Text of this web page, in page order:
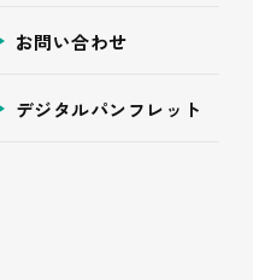
お問い合わせ
デジタルパンフレット